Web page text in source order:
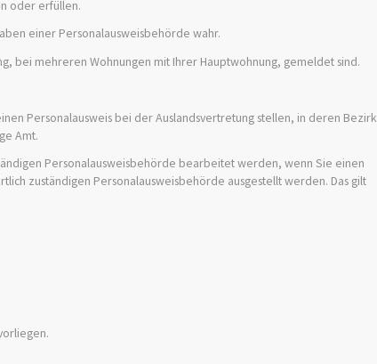
oder erfüllen.
einer Personalausweisbehörde wahr.
bei mehreren Wohnungen mit Ihrer Hauptwohnung, gemeldet sind.
Personalausweis bei der Auslandsvertretung stellen, in deren Bezirk
Amt.
Personalausweisbehörde bearbeitet werden, wenn Sie einen
zuständigen Personalausweisbehörde ausgestellt werden. Das gilt
.